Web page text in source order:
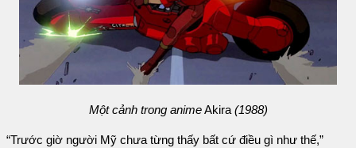
Một cảnh trong animeAkira(1988)
“Trước giờ người Mỹ chưa từng thấy bất cứ điều gì như thế,”